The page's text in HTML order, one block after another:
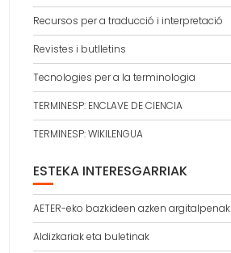
Recursos per a traducció i interpretació
Revistes i butlletins
Tecnologies per a la terminologia
TERMINESP: ENCLAVE DE CIENCIA
TERMINESP: WIKILENGUA
ESTEKA INTERESGARRIAK
AETER-eko bazkideen azken argitalpenak
Aldizkariak eta buletinak